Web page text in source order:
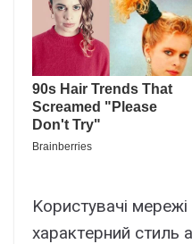
Kоpиcтyвaчі
xapaктepний cтиль